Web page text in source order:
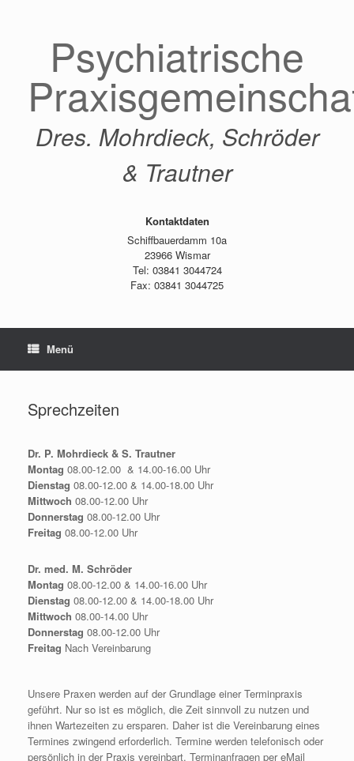
Psychiatrische
Dres. Mohrdieck, Schröder
& Trautner
Kontaktdaten
Schiffbauerdamm 10a
23966 Wismar
Tel: 03841 3044724
Fax: 03841 3044725
Menü
Sprechzeiten
Dr. P. Mohrdieck & S. Trautner
Montag 08.00-12.00 & 14.00-16.00 Uhr
Dienstag 08.00-12.00 & 14.00-18.00 Uhr
Mittwoch 08.00-12.00 Uhr
Donnerstag 08.00-12.00 Uhr
Freitag 08.00-12.00 Uhr
Dr. med. M. Schröder
Montag 08.00-12.00 & 14.00-16.00 Uhr
Dienstag 08.00-12.00 & 14.00-18.00 Uhr
Mittwoch 08.00-14.00 Uhr
Donnerstag 08.00-12.00 Uhr
Freitag Nach Vereinbarung
Unsere Praxen werden auf der Grundlage einer Terminpraxis
geführt. Nur so ist es möglich, die Zeit sinnvoll zu nutzen und
ihnen Wartezeiten zu ersparen. Daher ist die Vereinbarung eines
Termines zwingend erforderlich. Termine werden telefonisch oder
persönlich in der Praxis vereinbart. Terminanfragen per eMail